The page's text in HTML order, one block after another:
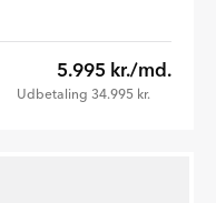
5.995 kr./md.
Udbetaling 34.995 kr.